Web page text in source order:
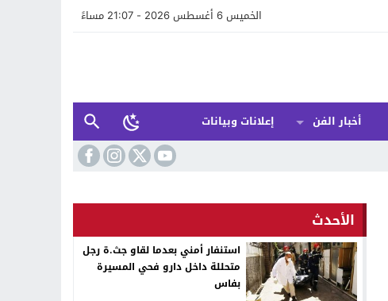
الخميس 6 أغسطس 2026 - 21:07 مساءً
أخبار الفن
إعلانات وبيانات
الأحدث
استنفار أمني بعدما لقاو جث.ة رجل
متحللة داخل دارو فحي المسيرة
بفاس